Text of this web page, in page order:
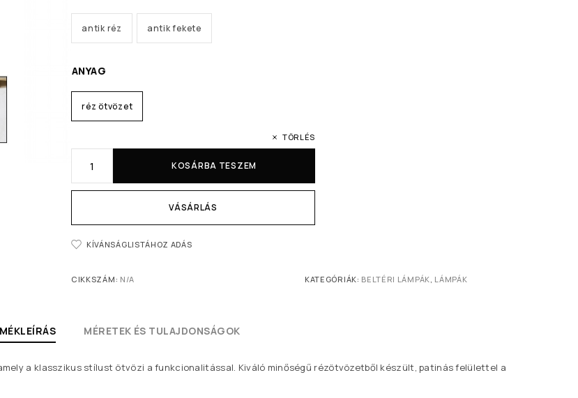
antik réz antik fekete
ANYAG
réz ötvözet
TÖRLÉS
KOSÁRBA TESZEM
VÁSÁRLÁS
KÍVÁNSÁGLISTÁHOZ ADÁS
CIKKSZÁM: N/A KATEGÓRIÁK: BELTÉRI LÁMPÁK, LÁMPÁK
MÉRETEK ÉS TULAJDONSÁGOK
a klasszikus stílust ötvözi a funkcionalitással. Kiváló minőségű rézötvözetből készült, patinás felülettel a